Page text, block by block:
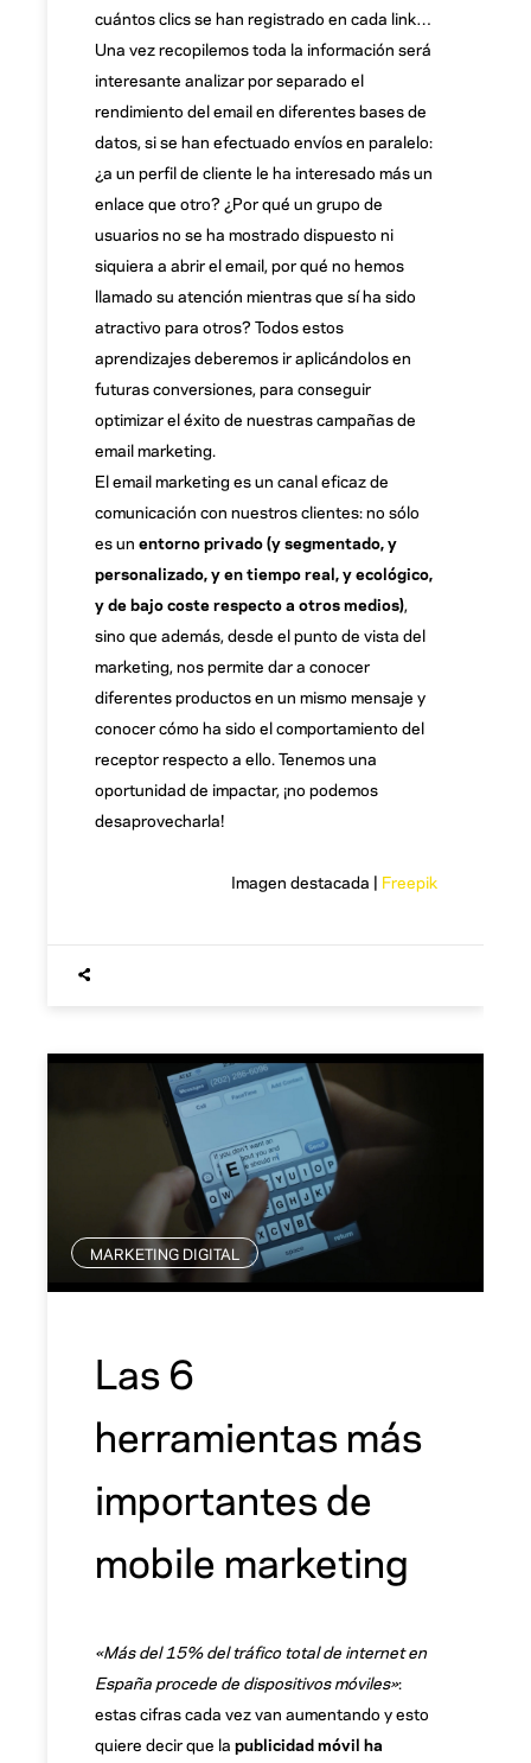
cuántos clics se han registrado en cada link…
Una vez recopilemos toda la información será
interesante analizar por separado el
rendimiento del email en diferentes bases de
datos, si se han efectuado envíos en paralelo:
¿a un perfil de cliente le ha interesado más un
enlace que otro? ¿Por qué un grupo de
usuarios no se ha mostrado dispuesto ni
siquiera a abrir el email, por qué no hemos
llamado su atención mientras que sí ha sido
atractivo para otros? Todos estos
aprendizajes deberemos ir aplicándolos en
futuras conversiones, para conseguir
optimizar el éxito de nuestras campañas de
email marketing.
El email marketing es un canal eficaz de
comunicación con nuestros clientes: no sólo
es un entorno privado (y segmentado, y
personalizado, y en tiempo real, y ecológico,
y de bajo coste respecto a otros medios),
sino que además, desde el punto de vista del
marketing, nos permite dar a conocer
diferentes productos en un mismo mensaje y
conocer cómo ha sido el comportamiento del
receptor respecto a ello. Tenemos una
oportunidad de impactar, ¡no podemos
desaprovecharla!
Imagen destacada | Freepik
MARKETING DIGITAL
Las 6
herramientas más
importantes de
mobile marketing
«Más del 15% del tráfico total de internet en
España procede de dispositivos móviles»:
estas cifras cada vez van aumentando y esto
quiere decir que la publicidad móvil ha